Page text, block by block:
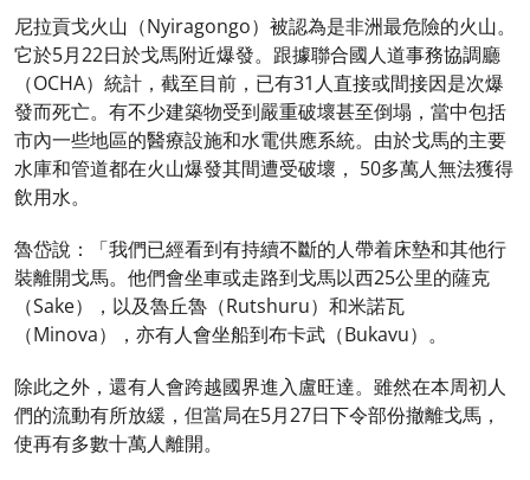
尼拉貢戈火山（Nyiragongo）被認為是非洲最危險的火山。
它於5月22日於戈馬附近爆發。跟據聯合國人道事務協調廳
（OCHA）統計，截至目前，已有31人直接或間接因是次爆
發而死亡。有不少建築物受到嚴重破壞甚至倒塌，當中包括
市內一些地區的醫療設施和水電供應系統。由於戈馬的主要
水庫和管道都在火山爆發其間遭受破壞， 50多萬人無法獲得
飲用水。
魯岱說：「我們已經看到有持續不斷的人帶着床墊和其他行
裝離開戈馬。他們會坐車或走路到戈馬以西25公里的薩克
（Sake），以及魯丘魯（Rutshuru）和米諾瓦
（Minova），亦有人會坐船到布卡武（Bukavu）。
除此之外，還有人會跨越國界進入盧旺達。雖然在本周初人
們的流動有所放緩，但當局在5月27日下令部份撤離戈馬，
使再有多數十萬人離開。